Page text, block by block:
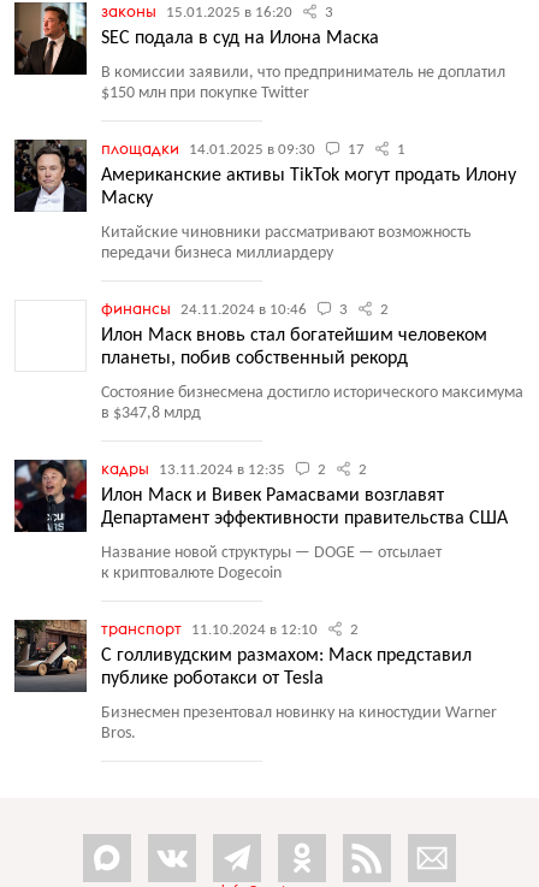
законы 15.01.2025 в 16:20 3
SEC подала в суд на Илона Маска
В комиссии заявили, что предприниматель не доплатил
$150 млн при покупке Twitter
площадки 14.01.2025 в 09:30 17 1
Американские активы TikTok могут продать Илону
Маску
Китайские чиновники рассматривают возможность
передачи бизнеса миллиардеру
финансы 24.11.2024 в 10:46 3 2
Илон Маск вновь стал богатейшим человеком
планеты, побив собственный рекорд
Состояние бизнесмена достигло исторического максимума
в $347,8 млрд
кадры 13.11.2024 в 12:35 2 2
Илон Маск и Вивек Рамасвами возглавят
Департамент эффективности правительства США
Название новой структуры — DOGE — отсылает
к криптовалюте Dogecoin
транспорт 11.10.2024 в 12:10 2
С голливудским размахом: Маск представил
публике роботакси от Tesla
Бизнесмен презентовал новинку на киностудии Warner
Bros.